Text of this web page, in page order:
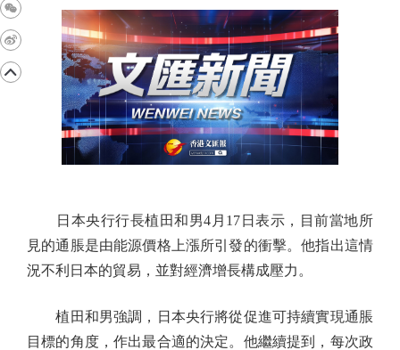
日本央行行長植田和男4月17日表示，目前當地所
見的通脹是由能源價格上漲所引發的衝擊。他指出這情
況不利日本的貿易，並對經濟增長構成壓力。
植田和男強調，日本央行將從促進可持續實現通脹
目標的角度，作出最合適的決定。他繼續提到，每次政